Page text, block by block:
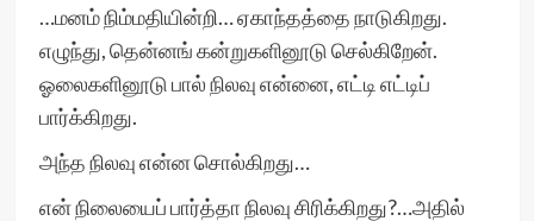
…மனம் நிம்மதியின்றி… ஏகாந்தத்தை நாடுகிறது.
எழுந்து, தென்னங் கன்றுகளினூடு செல்கிறேன்.
ஓலைகளினூடு பால் நிலவு என்னை, எட்டி எட்டிப்
பார்க்கிறது.
அந்த நிலவு என்ன சொல்கிறது…
என் நிலையைப் பார்த்தா நிலவு சிரிக்கிறது?…அதில்